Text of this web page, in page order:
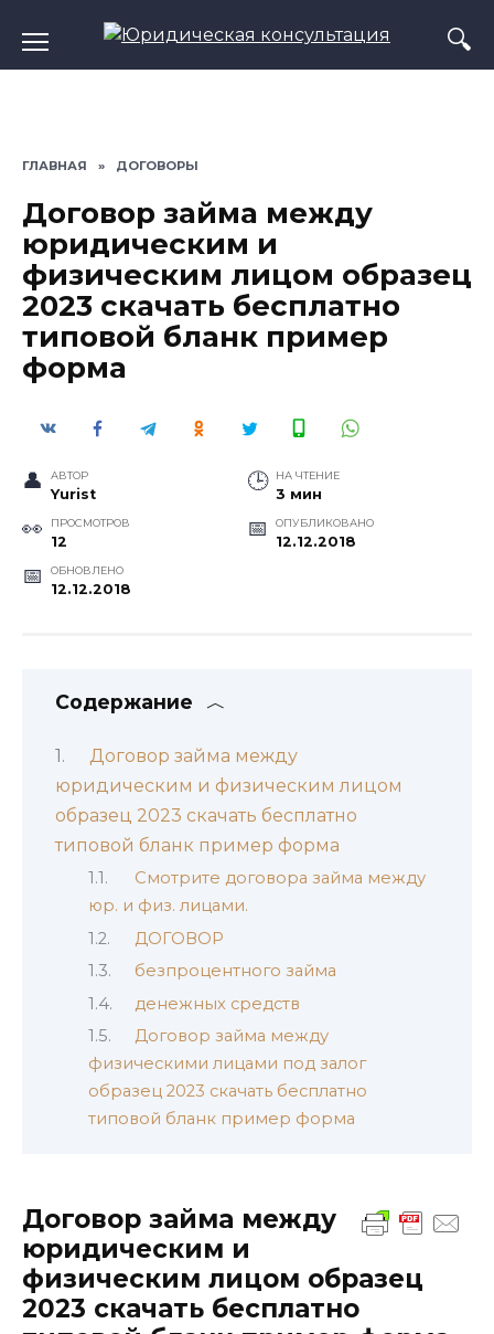
содержанию
ГЛАВНАЯ » ДОГОВОРЫ
Договор займа между
юридическим и
физическим лицом образец
2023 скачать бесплатно
типовой бланк пример
форма
АВТОР
Yurist
НА ЧТЕНИЕ
3 мин
ПРОСМОТРОВ
12
ОПУБЛИКОВАНО
12.12.2018
ОБНОВЛЕНО
12.12.2018
Содержание
Договор займа между
юридическим и физическим лицом
образец 2023 скачать бесплатно
типовой бланк пример форма
Смотрите договора займа между
юр. и физ. лицами.
ДОГОВОР
безпроцентного займа
денежных средств
Договор займа между
физическими лицами под залог
образец 2023 скачать бесплатно
типовой бланк пример форма
Договор займа между
юридическим и
физическим лицом образец
2023 скачать бесплатно